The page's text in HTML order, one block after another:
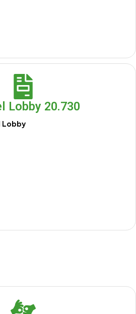
Lobby 20.730
Lobby